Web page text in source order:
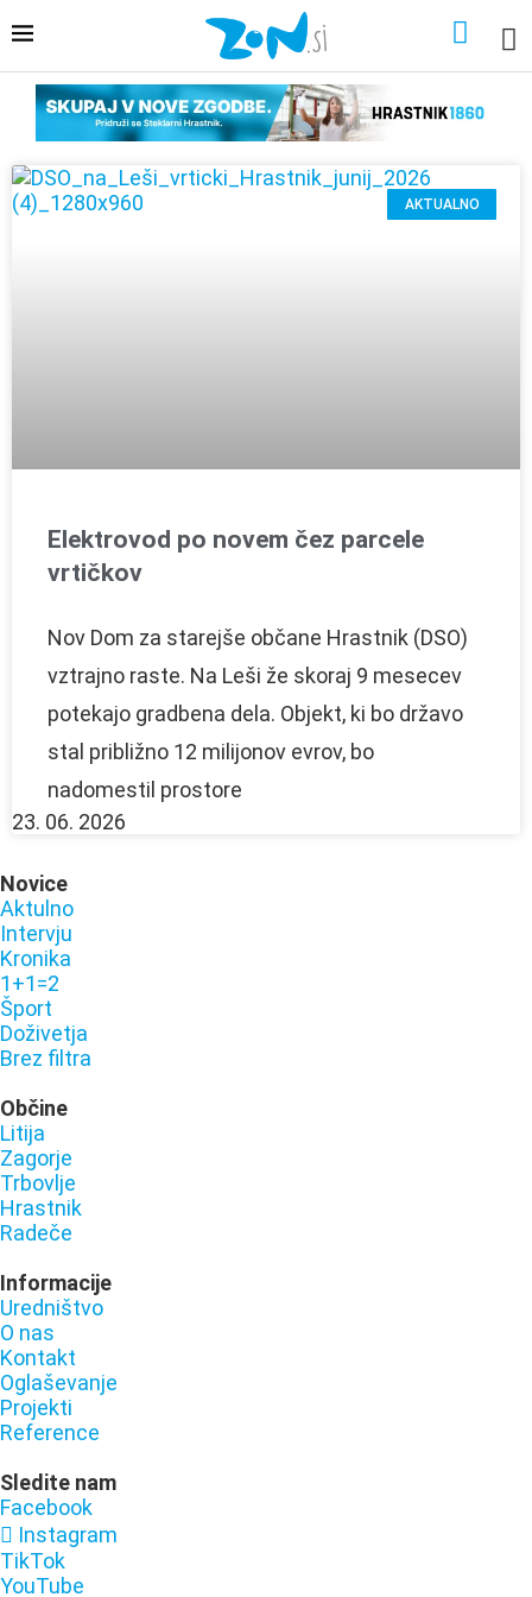
AKTUALNO
Elektrovod po novem čez parcele
vrtičkov
Nov Dom za starejše občane Hrastnik (DSO)
vztrajno raste. Na Leši že skoraj 9 mesecev
potekajo gradbena dela. Objekt, ki bo državo
stal približno 12 milijonov evrov, bo
nadomestil prostore
23. 06. 2026
Novice
Aktulno
Intervju
Kronika
1+1=2
Šport
Doživetja
Brez filtra
Občine
Litija
Zagorje
Trbovlje
Hrastnik
Radeče
Informacije
Uredništvo
O nas
Kontakt
Oglaševanje
Projekti
Reference
Sledite nam
Facebook
Instagram
TikTok
YouTube